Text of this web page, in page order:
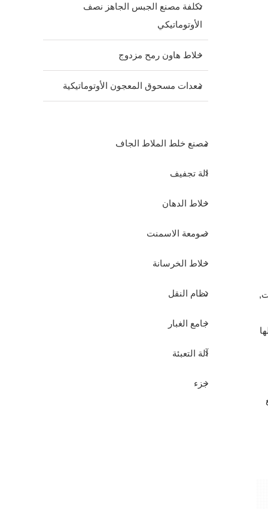
تكلفة مصنع الجبس الجاهز نصف
الأوتوماتيكي
خلاط هاون رمح مزدوج
معدات مسحوق المعجون الأوتوماتيكية
مصنع خلط الملاط الجاف
الة تجفيف
خلاط الدهان
صومعة الاسمنت
خلاط الخرسانة
نظام النقل
جامع الغبار
آلة التعبئة
جزء